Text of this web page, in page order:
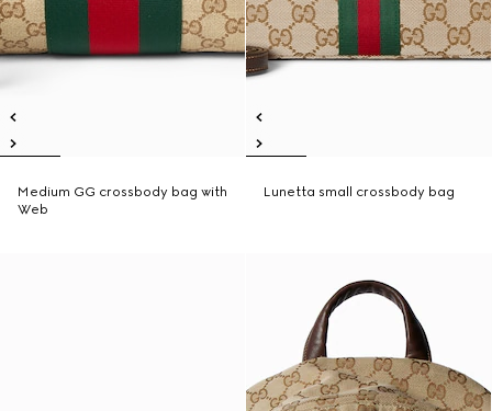
Medium GG crossbody bag with
Web
Lunetta small crossbody bag